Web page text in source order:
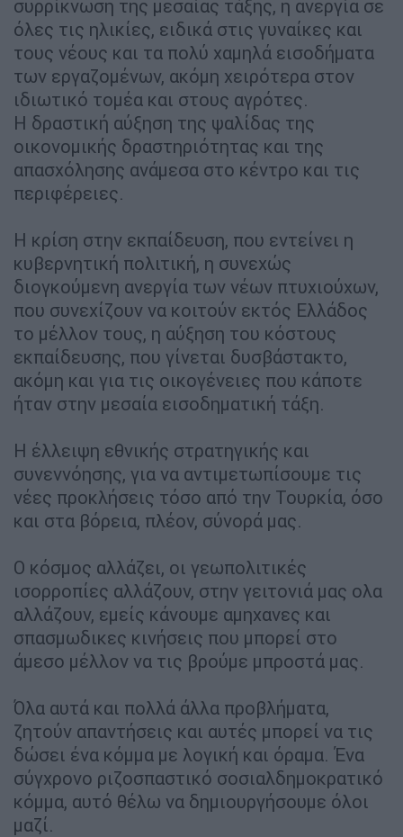
συρρίκνωση της μεσαίας τάξης, η ανεργία σε
όλες τις ηλικίες, ειδικά στις γυναίκες και
τους νέους και τα πολύ χαμηλά εισοδήματα
των εργαζομένων, ακόμη χειρότερα στον
ιδιωτικό τομέα και στους αγρότες.
Η δραστική αύξηση της ψαλίδας της
οικονομικής δραστηριότητας και της
απασχόλησης ανάμεσα στο κέντρο και τις
περιφέρειες.
Η κρίση στην εκπαίδευση, που εντείνει η
κυβερνητική πολιτική, η συνεχώς
διογκούμενη ανεργία των νέων πτυχιούχων,
που συνεχίζουν να κοιτούν εκτός Ελλάδος
το μέλλον τους, η αύξηση του κόστους
εκπαίδευσης, που γίνεται δυσβάστακτο,
ακόμη και για τις οικογένειες που κάποτε
ήταν στην μεσαία εισοδηματική τάξη.
Η έλλειψη εθνικής στρατηγικής και
συνεννόησης, για να αντιμετωπίσουμε τις
νέες προκλήσεις τόσο από την Τουρκία, όσο
και στα βόρεια, πλέον, σύνορά μας.
Ο κόσμος αλλάζει, οι γεωπολιτικές
ισορροπίες αλλάζουν, στην γειτονιά μας ολα
αλλάζουν, εμείς κάνουμε αμηχανες και
σπασμωδικες κινήσεις που μπορεί στο
άμεσο μέλλον να τις βρούμε μπροστά μας.
Όλα αυτά και πολλά άλλα προβλήματα,
ζητούν απαντήσεις και αυτές μπορεί να τις
δώσει ένα κόμμα με λογική και όραμα. Ένα
σύγχρονο ριζοσπαστικό σοσιαλδημοκρατικό
κόμμα, αυτό θέλω να δημιουργήσουμε όλοι
μαζί.